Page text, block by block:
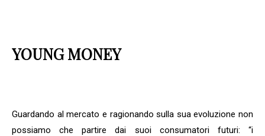
YOUNG MONEY
Guardando al mercato e ragionando sulla sua evoluzione non
possiamo che partire dai suoi consumatori futuri: “i